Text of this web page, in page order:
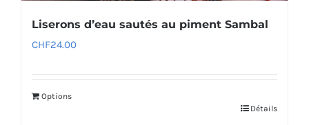
Liserons d’eau sautés au piment Sambal
CHF24.00
Options
Détails